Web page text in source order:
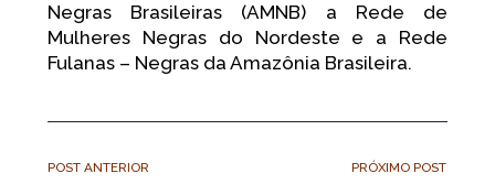
Negras Brasileiras (AMNB) a Rede de
Mulheres Negras do Nordeste e a Rede
Fulanas – Negras da Amazônia Brasileira.
POST ANTERIOR PRÓXIMO POST